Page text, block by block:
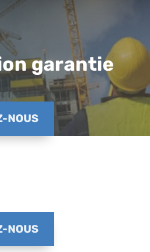
garantie
NOUS
NOUS